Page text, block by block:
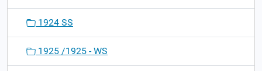
1924 SS
1925 /1925 - WS